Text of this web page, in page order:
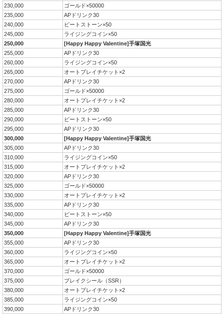
230,000
ゴールド×50000
235,000
APドリンク30
240,000
ビートストーン×50
245,000
ライジングコイン×50
250,000
[Happy Happy Valentine]手塚国光
255,000
APドリンク30
260,000
ライジングコイン×50
265,000
オートプレイチケット×2
270,000
APドリンク30
275,000
ゴールド×50000
280,000
オートプレイチケット×2
285,000
APドリンク30
290,000
ビートストーン×50
295,000
APドリンク30
300,000
[Happy Happy Valentine]手塚国光
305,000
APドリンク30
310,000
ライジングコイン×50
315,000
オートプレイチケット×2
320,000
APドリンク30
325,000
ゴールド×50000
330,000
オートプレイチケット×2
335,000
APドリンク30
340,000
ビートストーン×50
345,000
APドリンク30
350,000
[Happy Happy Valentine]手塚国光
355,000
APドリンク30
360,000
ライジングコイン×50
365,000
オートプレイチケット×2
370,000
ゴールド×50000
375,000
ブレイクシール（SSR）
380,000
オートプレイチケット×2
385,000
ライジングコイン×50
390,000
APドリンク30